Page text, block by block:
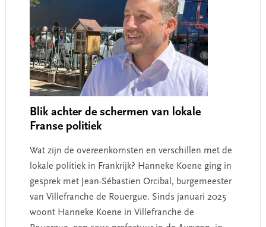
Blik achter de schermen van lokale
Franse politiek
Wat zijn de overeenkomsten en verschillen met de
lokale politiek in Frankrijk? Hanneke Koene ging in
gesprek met Jean-Sébastien Orcibal, burgemeester
van Villefranche de Rouergue. Sinds januari 2025
woont Hanneke Koene in Villefranche de